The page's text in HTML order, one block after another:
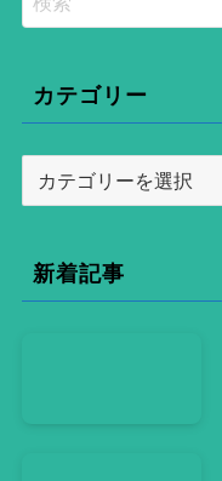
カテゴリー
テ
リ
ー
新着記事